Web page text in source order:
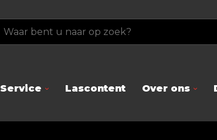
Service Lascontent Over ons